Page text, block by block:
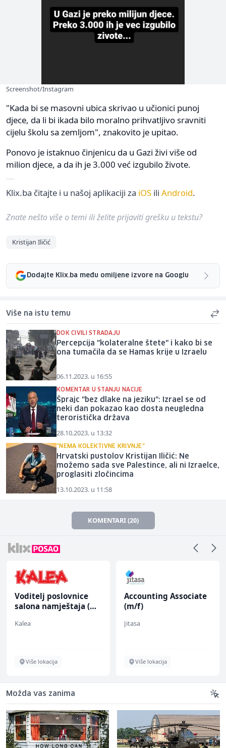
Screenshot/Instagram
"Kada bi se masovni ubica skrivao u učionici punoj
djece, da li bi ikada bilo moralno prihvatljivo sravniti
cijelu školu sa zemljom", znakovito je upitao.
Ponovo je istaknuo činjenicu da u Gazi živi više od
milion djece, a da ih je 3.000 već izgubilo živote.
Klix.ba čitajte i u našoj aplikaciji za iOS ili Android.
Znate nešto više o temi ili želite prijaviti grešku u tekstu?
Kristijan Iličić
Dodajte Klix.ba među omiljene izvore na Googlu
Više na istu temu
DOK CIVILI STRADAJU
Percepcija "kolateralne štete" i kako bi se
ona tumačila da se Hamas krije u Izraelu
06.11.2023. u 16:55
KOMENTAR U STANJU NACIJE
Šprajc "bez dlake na jeziku": Izrael se od
neki dan pokazao kao dosta neugledna
teroristička država
28.10.2023. u 13:32
"NEMA KOLEKTIVNE KRIVNJE"
Hrvatski pustolov Kristijan Iličić: Ne
možemo sada sve Palestince, ali ni Izraelce,
proglasiti zločincima
13.10.2023. u 11:58
KOMENTARI (20)
Voditelj poslovnice
salona namještaja (m/
Kalea
Više lokacija
Accounting Associate
(m/f)
Jitasa
Više lokacija
Možda vas zanima